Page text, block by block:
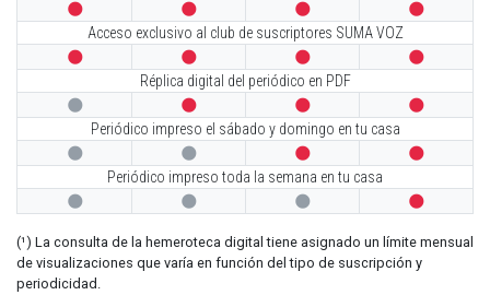
   
Acceso exclusivo al club de suscriptores SUMA VOZ
   
Réplica digital del periódico en PDF
   
Periódico impreso el sábado y domingo en tu casa
   
Periódico impreso toda la semana en tu casa
   
(¹) La consulta de la hemeroteca digital tiene asignado un límite mensual
de visualizaciones que varía en función del tipo de suscripción y
periodicidad.